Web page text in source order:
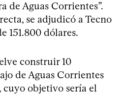
de Aguas Corrientes”.
se adjudicó a Tecno
151.800 dólares.
construir 10
de Aguas Corrientes
cuyo objetivo sería el